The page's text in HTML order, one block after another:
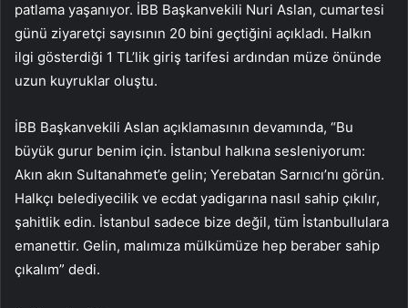
patlama yaşanıyor. İBB Başkanvekili Nuri Aslan, cumartesi
günü ziyaretçi sayısının 20 bini geçtiğini açıkladı. Halkın
ilgi gösterdiği 1 TL’lik giriş tarifesi ardından müze önünde
uzun kuyruklar oluştu.
İBB Başkanvekili Aslan açıklamasının devamında, “Bu
büyük gurur benim için. İstanbul halkına sesleniyorum:
Akın akın Sultanahmet’e gelin; Yerebatan Sarnıcı’nı görün.
Halkçı belediyecilik ve ecdat yadigarına nasıl sahip çıkılır,
şahitlik edin. İstanbul sadece bize değil, tüm İstanbullulara
emanettir. Gelin, malımıza mülkümüze hep beraber sahip
çıkalım” dedi.